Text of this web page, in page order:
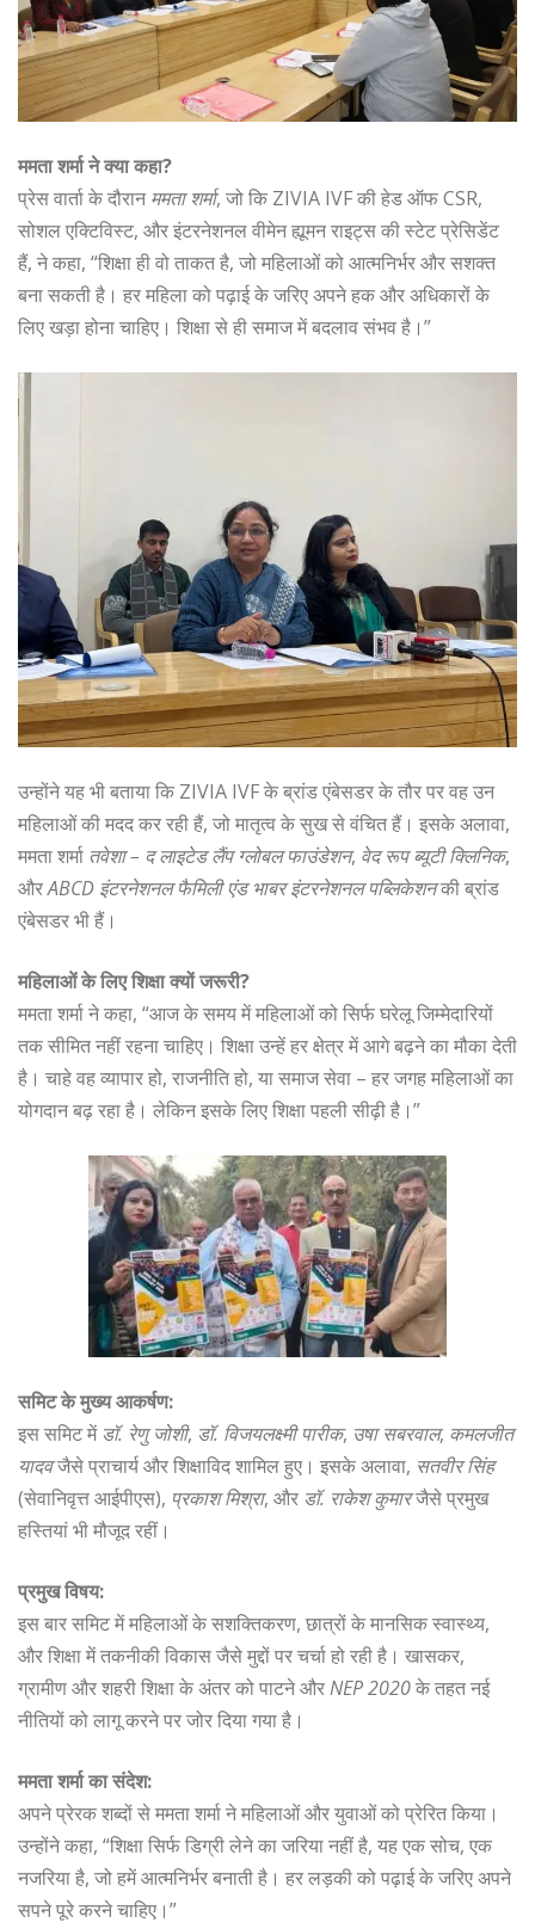
ममता शर्मा ने क्या कहा?
प्रेस वार्ता के दौरानममता शर्मा, जो कि ZIVIA IVF की हेड ऑफ CSR,
सोशल एक्टिविस्ट, और इंटरनेशनल वीमेन ह्यूमन राइट्स की स्टेट प्रेसिडेंट
हैं, ने कहा, “शिक्षा ही वो ताकत है, जो महिलाओं को आत्मनिर्भर और सशक्त
बना सकती है। हर महिला को पढ़ाई के जरिए अपने हक और अधिकारों के
लिए खड़ा होना चाहिए। शिक्षा से ही समाज में बदलाव संभव है।”
उन्होंने यह भी बताया कि ZIVIA IVF के ब्रांड एंबेसडर के तौर पर वह उन
महिलाओं की मदद कर रही हैं, जो मातृत्व के सुख से वंचित हैं। इसके अलावा,
ममता शर्मा तवेशा – द लाइटेड लैंप ग्लोबल फाउंडेशन, वेद रूप ब्यूटी क्लिनिक,
औरABCD इंटरनेशनल फैमिली एंड भाबर इंटरनेशनल पब्लिकेशनकी ब्रांड
एंबेसडर भी हैं।
महिलाओं के लिए शिक्षा क्यों जरूरी?
ममता शर्मा ने कहा, “आज के समय में महिलाओं को सिर्फ घरेलू जिम्मेदारियों
तक सीमित नहीं रहना चाहिए। शिक्षा उन्हें हर क्षेत्र में आगे बढ़ने का मौका देती
है। चाहे वह व्यापार हो, राजनीति हो, या समाज सेवा – हर जगह महिलाओं का
योगदान बढ़ रहा है। लेकिन इसके लिए शिक्षा पहली सीढ़ी है।”
समिट के मुख्य आकर्षण:
इस समिट में डॉ. रेणु जोशी, डॉ. विजयलक्ष्मी पारीक, उषा सबरवाल, कमलजीत
यादवजैसे प्राचार्य और शिक्षाविद शामिल हुए। इसके अलावा, सतवीर सिंह
(सेवानिवृत्त आईपीएस), प्रकाश मिश्रा, और डॉ. राकेश कुमारजैसे प्रमुख
हस्तियां भी मौजूद रहीं।
प्रमुख विषय:
इस बार समिट में महिलाओं के सशक्तिकरण, छात्रों के मानसिक स्वास्थ्य,
और शिक्षा में तकनीकी विकास जैसे मुद्दों पर चर्चा हो रही है। खासकर,
ग्रामीण और शहरी शिक्षा के अंतर को पाटने औरNEP 2020के तहत नई
नीतियों को लागू करने पर जोर दिया गया है।
ममता शर्मा का संदेश:
अपने प्रेरक शब्दों से ममता शर्मा ने महिलाओं और युवाओं को प्रेरित किया।
उन्होंने कहा, “शिक्षा सिर्फ डिग्री लेने का जरिया नहीं है, यह एक सोच, एक
नजरिया है, जो हमें आत्मनिर्भर बनाती है। हर लड़की को पढ़ाई के जरिए अपने
सपने पूरे करने चाहिए।”